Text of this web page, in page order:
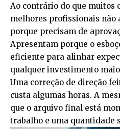
Ao contrário do que muitos
melhores profissionais não
porque precisam de
Apresentam porque o
eficiente para alinhar
qualquer investimento
Uma correção de direção
custa algumas horas. A
que o arquivo final está
trabalho e uma